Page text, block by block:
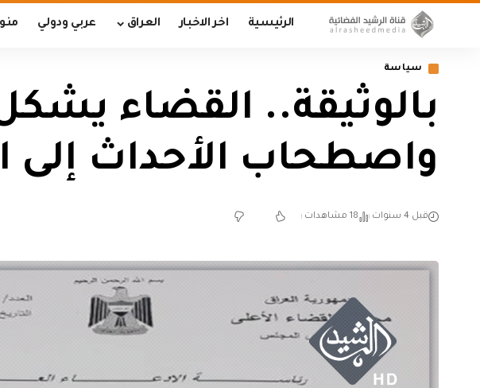
الرئيسية اخر الاخبار العراق عربي ودولي
سياسة
بالوثيقة.. القضاء
واصطحاب الأحداث إلى
قبل 4 سنوات 18 مشاهدات